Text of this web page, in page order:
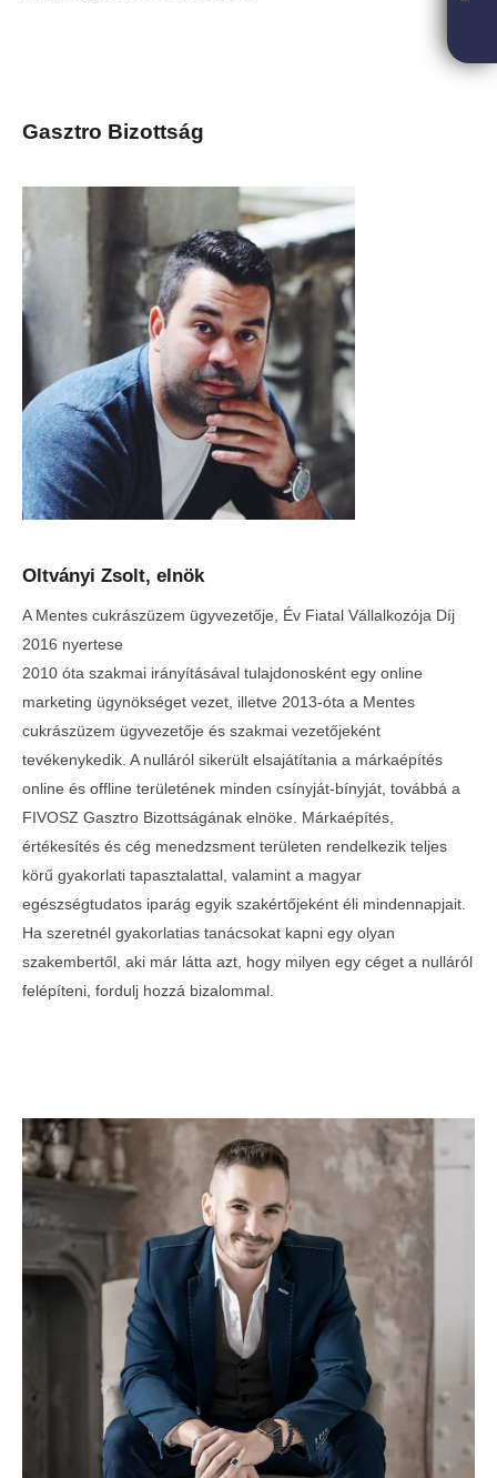
Gasztro Bizottság
Oltványi Zsolt, elnök
A Mentes cukrászüzem ügyvezetője, Év Fiatal Vállalkozója Díj
2016 nyertese
2010 óta szakmai irányításával tulajdonosként egy online
marketing ügynökséget vezet, illetve 2013-óta a Mentes
cukrászüzem ügyvezetője és szakmai vezetőjeként
tevékenykedik. A nulláról sikerült elsajátítania a márkaépítés
online és offline területének minden csínyját-bínyját, továbbá a
FIVOSZ Gasztro Bizottságának elnöke. Márkaépítés,
értékesítés és cég menedzsment területen rendelkezik teljes
körű gyakorlati tapasztalattal, valamint a magyar
egészségtudatos iparág egyik szakértőjeként éli mindennapjait.
Ha szeretnél gyakorlatias tanácsokat kapni egy olyan
szakembertől, aki már látta azt, hogy milyen egy céget a nulláról
felépíteni, fordulj hozzá bizalommal.